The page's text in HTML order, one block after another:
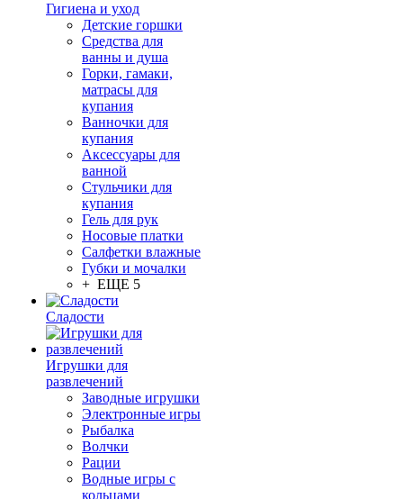
Гигиена и уход
Детские горшки
Средства для
ванны и душа
Горки, гамаки,
матрасы для
купания
Ванночки для
купания
Аксессуары для
ванной
Стульчики для
купания
Гель для рук
Носовые платки
Салфетки влажные
Губки и мочалки
+ ЕЩЕ 5
Сладости
Игрушки для
развлечений
Заводные игрушки
Электронные игры
Рыбалка
Волчки
Рации
Водные игры с
кольцами